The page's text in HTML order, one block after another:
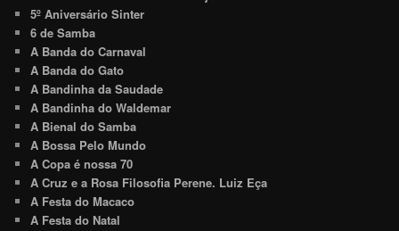
5º Aniversário Sinter
6 de Samba
A Banda do Carnaval
A Banda do Gato
A Bandinha da Saudade
A Bandinha do Waldemar
A Bienal do Samba
A Bossa Pelo Mundo
A Copa é nossa 70
A Cruz e a Rosa Filosofia Perene. Luiz Eça
A Festa do Macaco
A Festa do Natal